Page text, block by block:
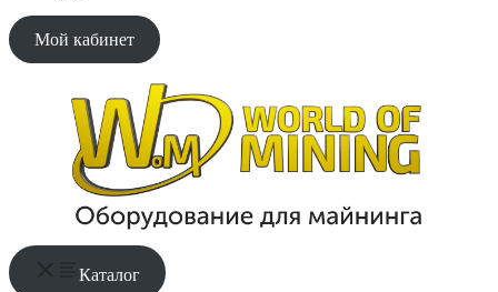
Мой кабинет
Каталог